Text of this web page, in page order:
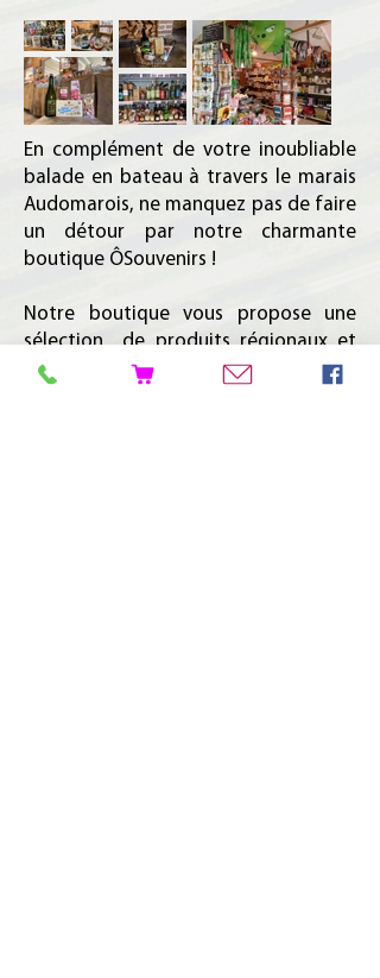
En complément de votre inoubliable
balade en bateau à travers le marais
Audomarois, ne manquez pas de faire
un détour par notre charmante
boutique ÔSouvenirs !
Notre boutique vous propose une
sélection de produits régionaux et
d'objets souvenirs en lien avec la